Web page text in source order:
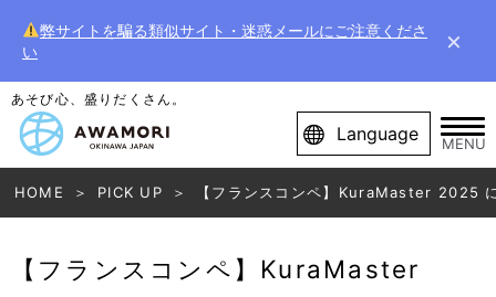
弊サイトを騙る類似サイト・迷惑メールにご注意くださ
い
×
あそび心、盛りだくさん。
Language MENU
HOME PICK UP 【フランスコンペ】KuraMaster 2025
【フランスコンペ】KuraMaster